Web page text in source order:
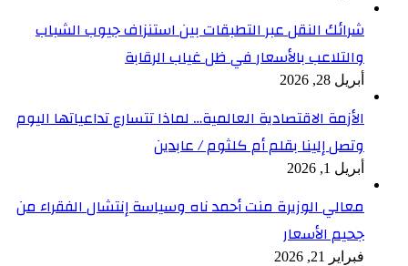
شرائك النقل عبر التطبقات بين استنزاف جيوب الشباب
والتلاعب بالأسعار في ظل غياب الرقابة
أبريل 28, 2026
الأزمة الاقتصادية العالمية… لماذا تتسارع تداعياتها اليوم
وتصل إلينا بقلم أم كلثوم / عابدين
أبريل 1, 2026
معالي الوزيرة منت أحمد ناه وسياسة إنتشال الفقراء من
جحيم الأسعار
فبراير 21, 2026